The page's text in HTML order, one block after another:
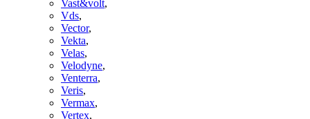
Vast&volt,
Vds,
Vector,
Vekta,
Velas,
Velodyne,
Venterra,
Veris,
Vermax,
Vertex,